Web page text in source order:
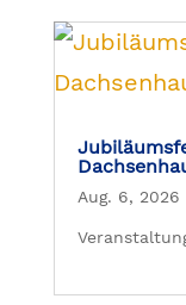
Aug. 6, 2026